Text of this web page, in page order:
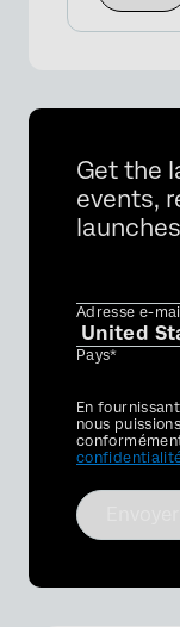
Get the
events,
launches
Adresse e-
Pays*
Privacy
Optin
En
nous